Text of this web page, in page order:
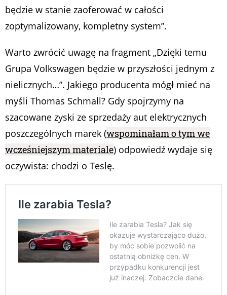
będzie w stanie zaoferować w całości
zoptymalizowany, kompletny system”.
Warto zwrócić uwagę na fragment „Dzięki temu
Grupa Volkswagen będzie w przyszłości jednym z
nielicznych…”. Jakiego producenta mógł mieć na
myśli Thomas Schmall? Gdy spojrzymy na
szacowane zyski ze sprzedaży aut elektrycznych
poszczególnych marek (wspominałam o tym we
wcześniejszym materiale) odpowiedź wydaje się
oczywista: chodzi o Teslę.